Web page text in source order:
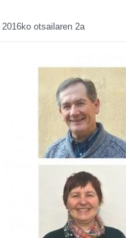
2016ko otsailaren 2a